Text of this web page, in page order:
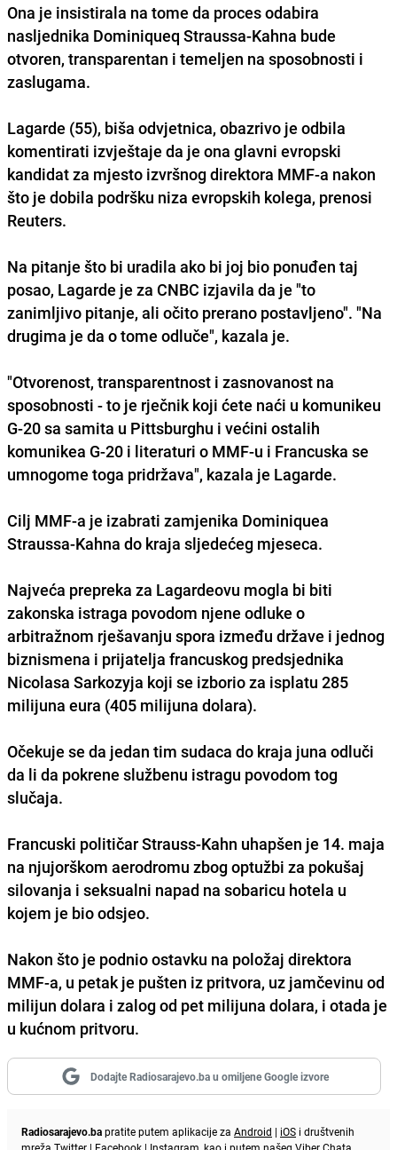
Ona je insistirala na tome da proces odabira
nasljednika Dominiqueq Straussa-Kahna bude
otvoren, transparentan i temeljen na sposobnosti i
zaslugama.
Lagarde (55), biša odvjetnica, obazrivo je odbila
komentirati izvještaje da je ona glavni evropski
kandidat za mjesto izvršnog direktora MMF-a nakon
što je dobila podršku niza evropskih kolega, prenosi
Reuters.
Na pitanje što bi uradila ako bi joj bio ponuđen taj
posao, Lagarde je za CNBC izjavila da je "to
zanimljivo pitanje, ali očito prerano postavljeno". "Na
drugima je da o tome odluče", kazala je.
"Otvorenost, transparentnost i zasnovanost na
sposobnosti - to je rječnik koji ćete naći u komunikeu
G-20 sa samita u Pittsburghu i većini ostalih
komunikea G-20 i literaturi o MMF-u i Francuska se
umnogome toga pridržava", kazala je Lagarde.
Cilj MMF-a je izabrati zamjenika Dominiquea
Straussa-Kahna do kraja sljedećeg mjeseca.
Najveća prepreka za Lagardeovu mogla bi biti
zakonska istraga povodom njene odluke o
arbitražnom rješavanju spora između države i jednog
biznismena i prijatelja francuskog predsjednika
Nicolasa Sarkozyja koji se izborio za isplatu 285
milijuna eura (405 milijuna dolara).
Očekuje se da jedan tim sudaca do kraja juna odluči
da li da pokrene službenu istragu povodom tog
slučaja.
Francuski političar Strauss-Kahn uhapšen je 14. maja
na njujorškom aerodromu zbog optužbi za pokušaj
silovanja i seksualni napad na sobaricu hotela u
kojem je bio odsjeo.
Nakon što je podnio ostavku na položaj direktora
MMF-a, u petak je pušten iz pritvora, uz jamčevinu od
milijun dolara i zalog od pet milijuna dolara, i otada je
u kućnom pritvoru.
Dodajte Radiosarajevo.ba u omiljene Google izvore
Radiosarajevo.bapratite putem aplikacije za Android | iOS i društvenih
mreža Twitter | Facebook | Instagram , kao i putem našeg ViberChata.